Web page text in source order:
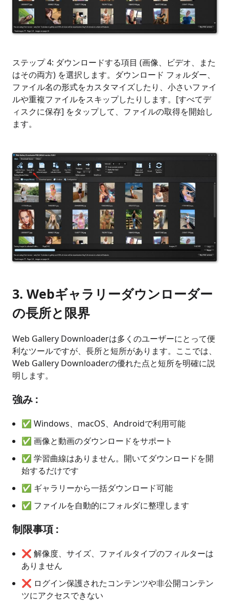
ステップ 4: ダウンロードする項目 (画像、ビデオ、また
はその両方) を選択します。ダウンロード フォルダー、
ファイル名の形式をカスタマイズしたり、小さいファイ
ルや重複ファイルをスキップしたりします。[すべてデ
ィスクに保存] をタップして、ファイルの取得を開始し
ます。
3. Webギャラリーダウンローダー
の長所と限界
Web Gallery Downloaderは多くのユーザーにとって便
利なツールですが、長所と短所があります。ここでは、
Web Gallery Downloaderの優れた点と短所を明確に説
明します。
強み :
✅ Windows、macOS、Androidで利用可能
✅ 画像と動画のダウンロードをサポート
✅ 学習曲線はありません。開いてダウンロードを開
始するだけです
✅ ギャラリーから一括ダウンロード可能
✅ ファイルを自動的にフォルダに整理します
制限事項 :
❌ 解像度、サイズ、ファイルタイプのフィルターは
ありません
❌ ログイン保護されたコンテンツや非公開コンテン
ツにアクセスできない